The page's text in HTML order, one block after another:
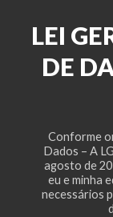
LEI
DE
Conforme
Dados – A
agosto de
eu e minha
necessários